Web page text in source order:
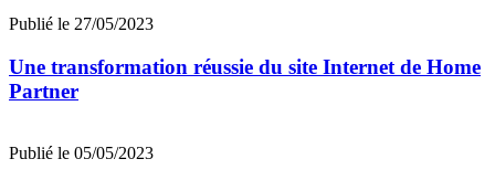
Publié le 27/05/2023
Une transformation réussie du site Internet de Home
Partner
Publié le 05/05/2023